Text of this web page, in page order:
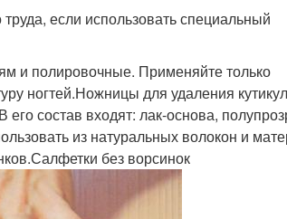
если использовать специальный
и полировочные. Применяйте только
ногтей.Ножницы для удаления
состав входят: лак-основа,
из натуральных волокон и
без ворсинок